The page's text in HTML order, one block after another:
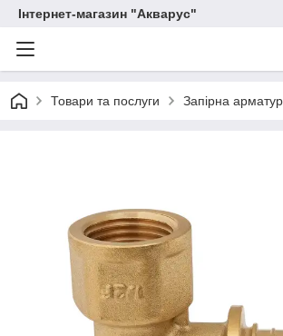
Інтернет-магазин "Акварус"
Товари та послуги Запірна